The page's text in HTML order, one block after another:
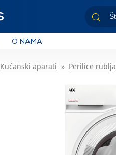
O NAMA
Kućanski aparati Perilice rublja